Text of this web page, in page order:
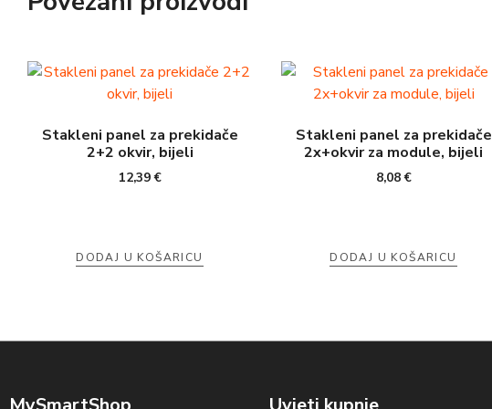
Stakleni panel za prekidače
2+2 okvir, bijeli
12,39€
DODAJ U KOŠARICU
Stakleni panel za prekidače
2x+okvir za module, bijeli
8,08€
DODAJ U KOŠARICU